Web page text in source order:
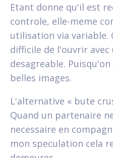
Etant donne qu'il est
controle, elle-meme
utilisation via variable.
difficile de l'ouvrir
desagreable.
belles images.
L'alternative « bute
Quand un partenaire
necessaire en
mon speculation cela